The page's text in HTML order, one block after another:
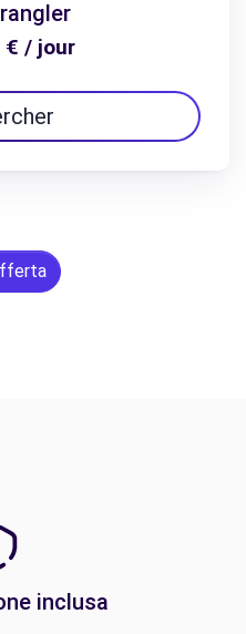
€ / jour
inclusa